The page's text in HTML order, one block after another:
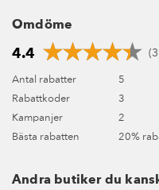
Omdöme
4.4
Antal rabatter
5
Rabattkoder
3
Kampanjer
2
Bästa rabatten
20%
Andra butiker du